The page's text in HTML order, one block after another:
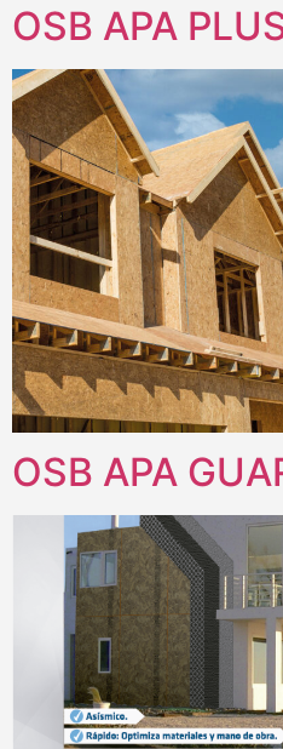
OSB APA
OSB APA